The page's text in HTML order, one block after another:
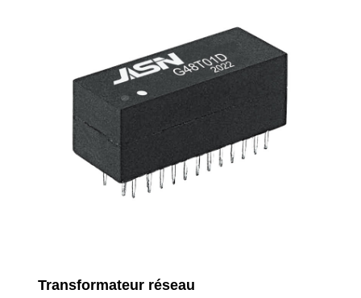
Transformateur réseau